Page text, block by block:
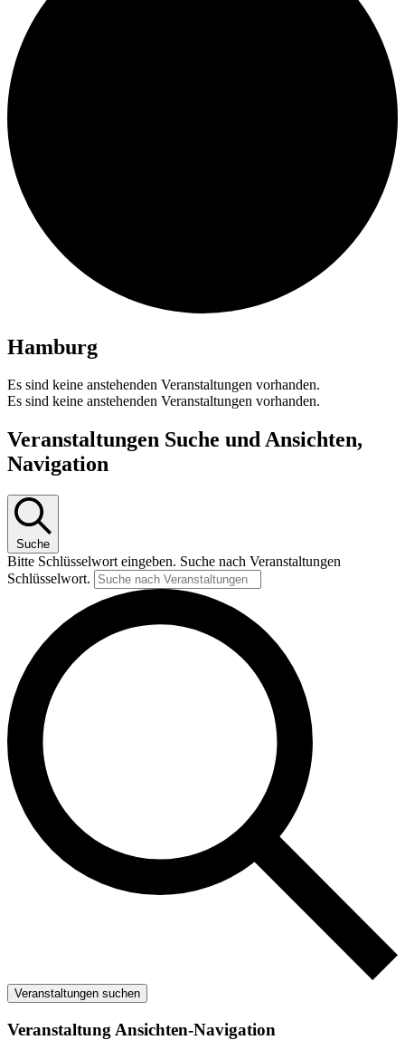
Hamburg
Es sind keine anstehenden Veranstaltungen vorhanden.
Es sind keine anstehenden Veranstaltungen vorhanden.
Veranstaltungen Suche und Ansichten,
Navigation
Suche
Bitte Schlüsselwort eingeben. Suche nach Veranstaltungen
Schlüsselwort.
Veranstaltungen suchen
Veranstaltung Ansichten-Navigation